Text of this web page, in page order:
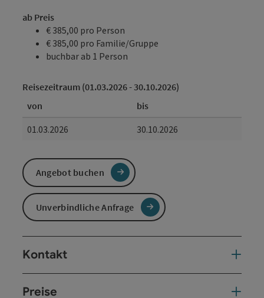
ab Preis
€ 385,00 pro Person
€ 385,00 pro Familie/Gruppe
buchbar ab 1 Person
Reisezeitraum (01.03.2026 - 30.10.2026)
von
bis
01.03.2026
30.10.2026
Angebot buchen
Unverbindliche Anfrage
Kontakt
Preise